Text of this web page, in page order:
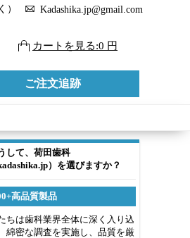
） Kadashika.jp@gmail.com
カートを見る:0 円
ご注文追跡
して、荷田歯科
kadashika.jp）を選びますか？
高品質製品
ちは歯科業界全体に深く入り込
綿密な調査を実施し、品質を厳